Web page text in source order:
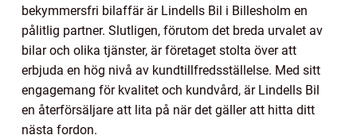
bekymmersfri bilaffär är Lindells Bil i Billesholm en
pålitlig partner. Slutligen, förutom det breda urvalet av
bilar och olika tjänster, är företaget stolta över att
erbjuda en hög nivå av kundtillfredsställelse. Med sitt
engagemang för kvalitet och kundvård, är Lindells Bil
en återförsäljare att lita på när det gäller att hitta ditt
nästa fordon.